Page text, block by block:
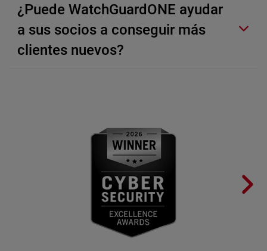
¿Puede WatchGuardONE ayudar
a sus socios a conseguir más
clientes nuevos?